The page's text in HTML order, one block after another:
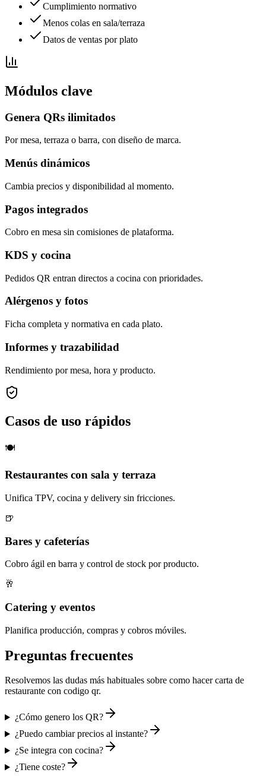
Cumplimiento normativo
Menos colas en sala/terraza
Datos de ventas por plato
Módulos clave
Genera QRs ilimitados
Por mesa, terraza o barra, con diseño de marca.
Menús dinámicos
Cambia precios y disponibilidad al momento.
Pagos integrados
Cobro en mesa sin comisiones de plataforma.
KDS y cocina
Pedidos QR entran directos a cocina con prioridades.
Alérgenos y fotos
Ficha completa y normativa en cada plato.
Informes y trazabilidad
Rendimiento por mesa, hora y producto.
Casos de uso rápidos
🍽️
Restaurantes con sala y terraza
Unifica TPV, cocina y delivery sin fricciones.
🍺
Bares y cafeterías
Cobro ágil en barra y control de stock por producto.
🥂
Catering y eventos
Planifica producción, compras y cobros móviles.
Preguntas frecuentes
Resolvemos las dudas más habituales sobre como hacer carta de
restaurante con codigo qr.
¿Cómo genero los QR?
¿Puedo cambiar precios al instante?
¿Se integra con cocina?
¿Tiene coste?